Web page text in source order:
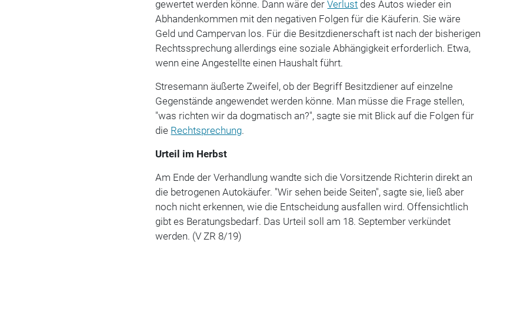
gewertet werden könne. Dann wäre derVerlust des Autos wieder ein
Abhandenkommen mit den negativen Folgen für die Käuferin. Sie wäre
Geld und Campervan los. Für die Besitzdienerschaft ist nach der bisherigen
Rechtssprechung allerdings eine soziale Abhängigkeit erforderlich. Etwa,
wenn eine Angestellte einen Haushalt führt.
Stresemann äußerte Zweifel, ob der Begriff Besitzdiener auf einzelne
Gegenstände angewendet werden könne. Man müsse die Frage stellen,
"was richten wir da dogmatisch an?", sagte sie mit Blick auf die Folgen für
die Rechtsprechung.
Urteil im Herbst
Am Ende der Verhandlung wandte sich die Vorsitzende Richterin direkt an
die betrogenen Autokäufer. "Wir sehen beide Seiten", sagte sie, ließ aber
noch nicht erkennen, wie die Entscheidung ausfallen wird. Offensichtlich
gibt es Beratungsbedarf. Das Urteil soll am 18. September verkündet
werden. (V ZR 8/19)